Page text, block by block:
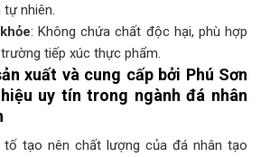
nhiên.
: Không chứa chất độc hại, phù hợp
tiếp xúc thực phẩm.
xuất và cung cấp bởi Phú Sơn
uy tín trong ngành đá nhân
tạo nên chất lượng của đá nhân tạo